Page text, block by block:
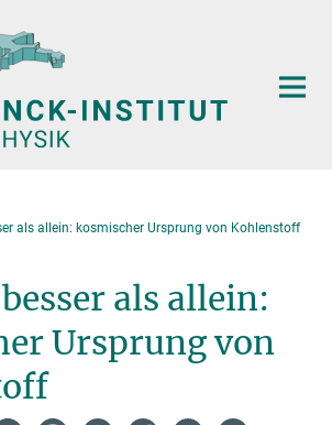
als allein: kosmischer Ursprung von Kohlenstoff
als allein:
Ursprung von